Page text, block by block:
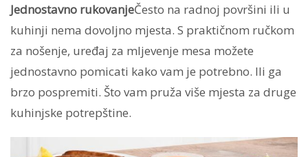
Jednostavno rukovanjeČesto na radnoj površini ili u
kuhinji nema dovoljno mjesta. S praktičnom ručkom
za nošenje, uređaj za mljevenje mesa možete
jednostavno pomicati kako vam je potrebno. Ili ga
brzo pospremiti. Što vam pruža više mjesta za druge
kuhinjske potrepštine.